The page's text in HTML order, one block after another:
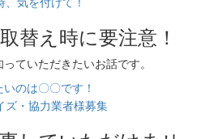
替え時に要注意！
ていただきたいお話です。
のは〇〇です！